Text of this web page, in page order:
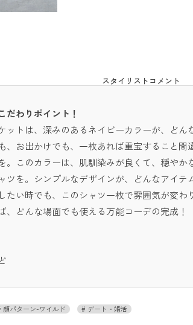
スタイリストコメント
だわりポイント！
ットは、深みのあるネイビーカラーが、どん
、お出かけでも、一枚あれば重宝すること
。このカラーは、肌馴染みが良くて、穏や
ツを。シンプルなデザインが、どんなアイ
たい時でも、このシャツ一枚で雰囲気が変わ
、どんな場面でも使える万能コーデの完成！
顔パターン-ワイルド デート・婚活